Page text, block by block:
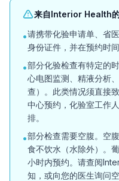
来自Interior Health
•请携带化验申请单、省
身份证件，并在预约时间
•部分化验检查有特定的
心电图监测、精液分析
查）。此类情况须直接
中心预约，化验室工作
排。
•部分检查需要空腹。空
食不饮水（水除外）。
小时内预约。请查阅
知，或向您的医生询问空